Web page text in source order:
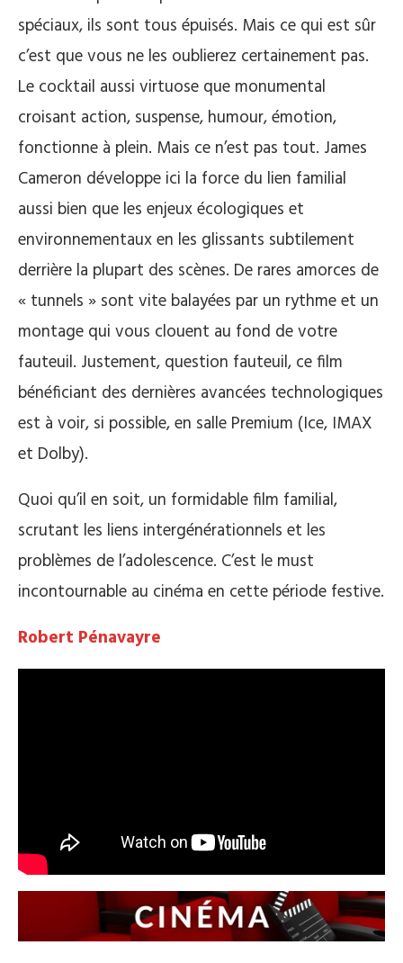
spéciaux, ils sont tous épuisés. Mais ce qui est sûr
c’est que vous ne les oublierez certainement pas.
Le cocktail aussi virtuose que monumental
croisant action, suspense, humour, émotion,
fonctionne à plein. Mais ce n’est pas tout. James
Cameron développe ici la force du lien familial
aussi bien que les enjeux écologiques et
environnementaux en les glissants subtilement
derrière la plupart des scènes. De rares amorces de
« tunnels » sont vite balayées par un rythme et un
montage qui vous clouent au fond de votre
fauteuil. Justement, question fauteuil, ce film
bénéficiant des dernières avancées technologiques
est à voir, si possible, en salle Premium (Ice, IMAX
et Dolby).
Quoi qu’il en soit, un formidable film familial,
scrutant les liens intergénérationnels et les
problèmes de l’adolescence. C’est le must
incontournable au cinéma en cette période festive.
Robert Pénavayre